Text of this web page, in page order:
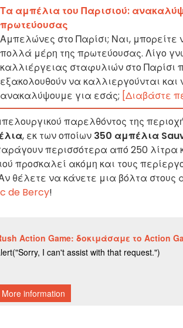
Τα αμπέλια του Παρισιού:
πρωτεύουσας
Αμπελώνες στο Παρίσι; Ναι, μπορείτε
πολλά μέρη της πρωτεύουσας. Λίγο
καλλιέργειας σταφυλιών στο Παρίσι
εξακολουθούν να καλλιεργούνται
ανακαλύψουμε για εσάς; [Διαβάστε
παρελθόντος της
, εκ των οποίων 350 αμπέλια
περισσότερα από 250 λίτρα
προσκαλεί ακόμη και τους
θέλετε να κάνετε μια βόλτα
de Bercy!